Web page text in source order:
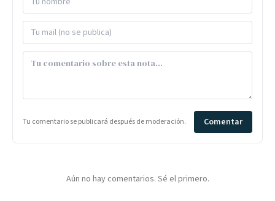
Tu comentario se publicará después de moderación. Comentar
Aún no hay comentarios. Sé el primero.